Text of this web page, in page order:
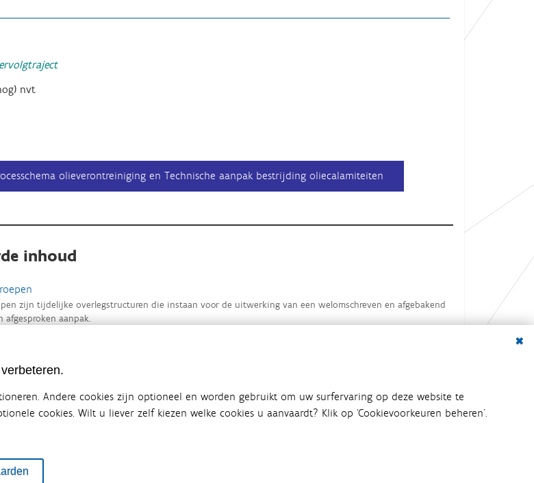
nvt
olieverontreiniging en Technische aanpak bestrijding oliecalamiteiten
inhoud
zijn tijdelijke overlegstructuren die instaan voor de uitwerking van een welomschreven en afgebakend
afgesproken aanpak.
Andere cookies zijn optioneel en worden gebruikt om uw surfervaring op deze website te
cookies. Wilt u liever zelf kiezen welke cookies u aanvaardt? Klik op ‘Cookievoorkeuren beheren’.
overheid
de diverse beleidsdomeinen en bestuursniveaus die bij het waterbeleid betrokken
voor een gecoördineerde en geïntegreerde aanpak van het waterbeleid en